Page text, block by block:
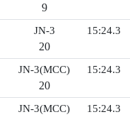
9
JN-3
20
15:24.3
JN-3(MCC)
20
15:24.3
JN-3(MCC) 15:24.3